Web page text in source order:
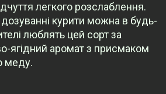
легкого розслаблення.
курити можна в будь-
люблять цей сорт за
ягідний аромат з присмаком
меду.